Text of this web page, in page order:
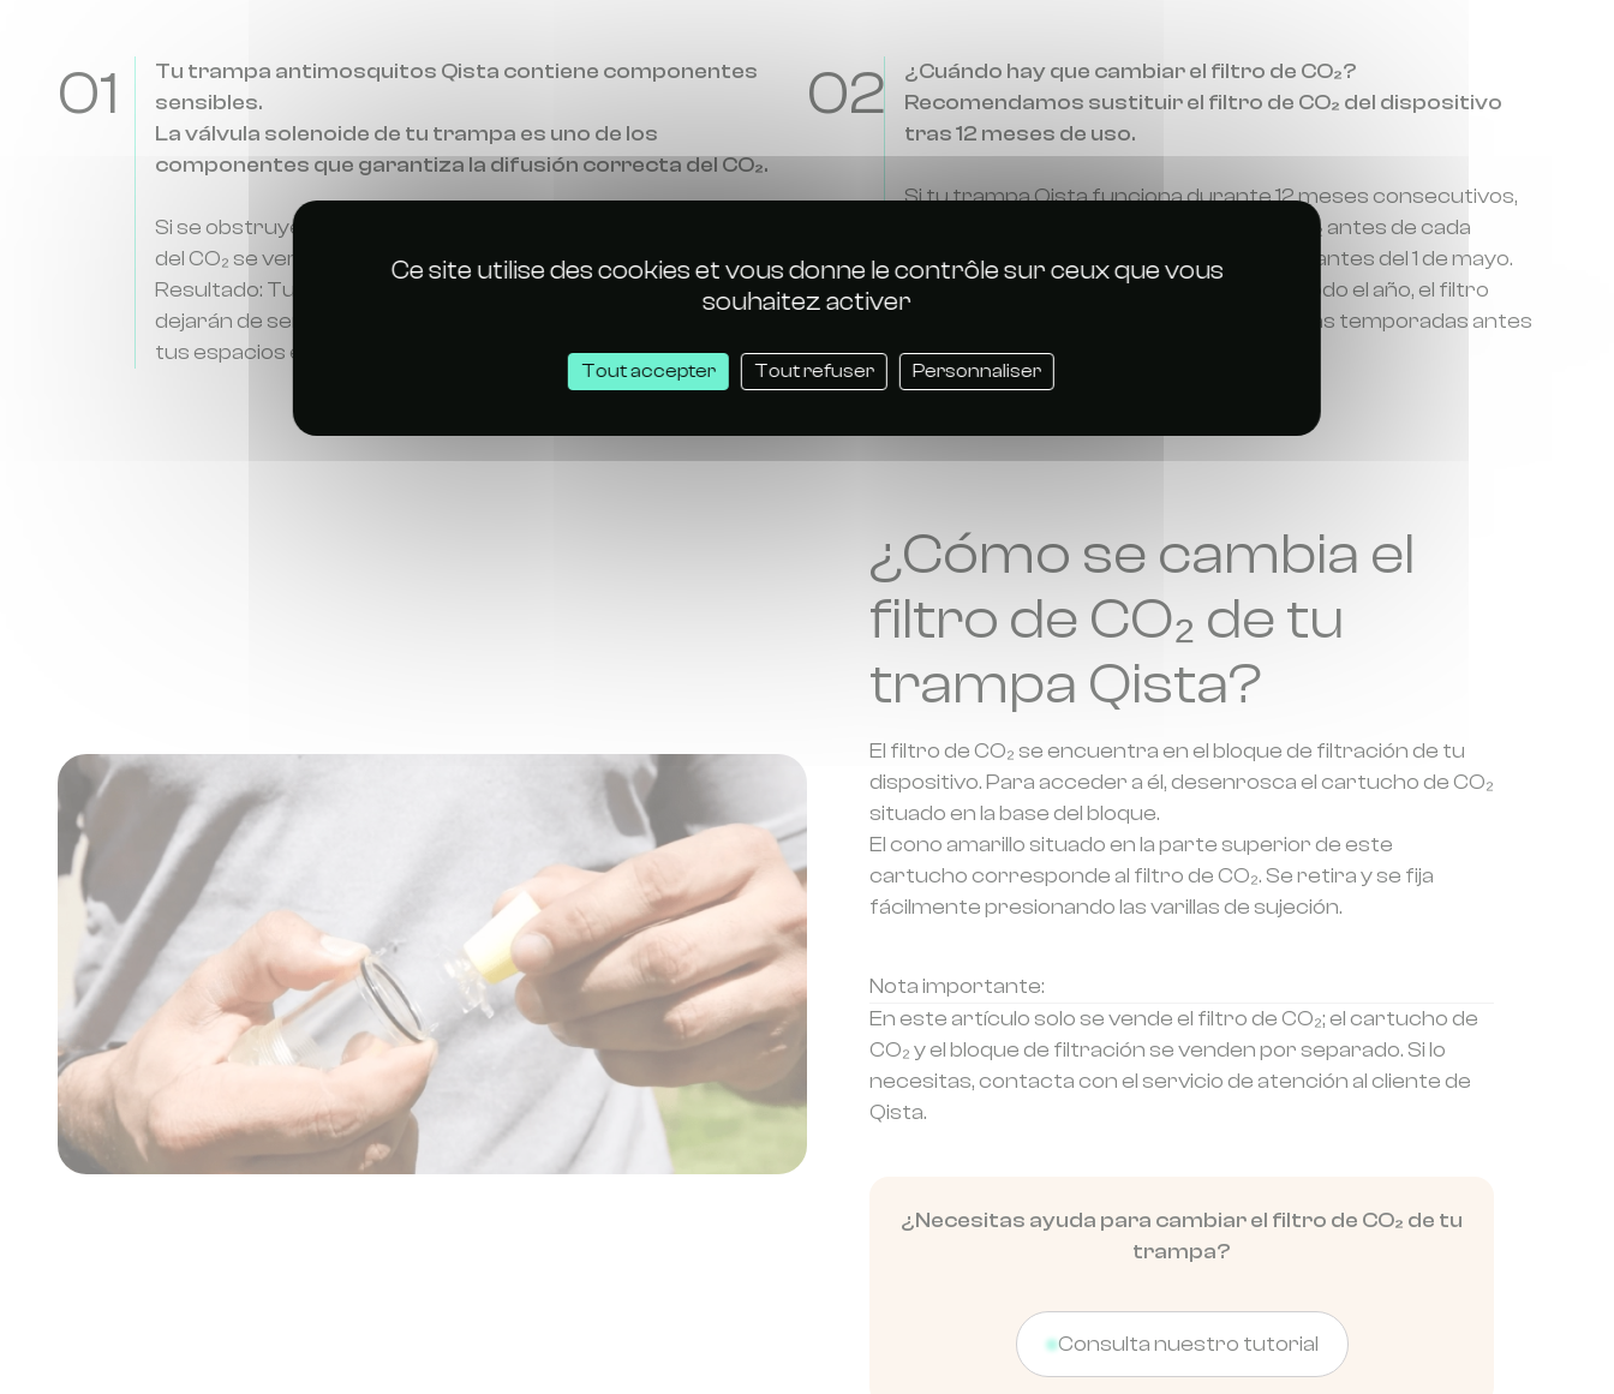
Ce site utilise des cookies et vous donne le contrôle sur ceux que vous
souhaitez activer
Tout accepter Tout refuser Personnaliser
01
Tu trampa antimosquitos Qista contiene componentes
sensibles.
La válvula solenoide de tu trampa es uno de los
componentes que garantiza la difusión correcta del CO₂.
Si se obstruye, por ejemplo, debido a un filtro sucio, la difusión
del CO₂ se verá afectada
Resultado: Tu dispositivo perderá eficacia, los mosquitos
dejarán de sentirse atraídos por la trampa y volverán a invadir
tus espacios exteriores en tan solo unos días.
02
¿Cuándo hay que cambiar el filtro de CO₂?
Recomendamos sustituir el filtro de CO₂ del dispositivo
tras 12 meses de uso.
Si tu trampa Qista funciona durante 12 meses consecutivos,
es recomendable cambiar el filtro de CO₂ antes de cada
temporada de verano, preferiblemente antes del 1 de mayo.
Cuando la trampa no se utiliza durante todo el año, el filtro
puede seguir siendo eficaz durante varias temporadas antes
de tener que sustituirlo.
¿Cómo se cambia el
filtro de CO₂ de tu
trampa Qista?
El filtro de CO₂ se encuentra en el bloque de filtración de tu
dispositivo. Para acceder a él, desenrosca el cartucho de CO₂
situado en la base del bloque.
El cono amarillo situado en la parte superior de este
cartucho corresponde al filtro de CO₂. Se retira y se fija
fácilmente presionando las varillas de sujeción.
Nota importante:
En este artículo solo se vende el filtro de CO₂; el cartucho de
CO₂ y el bloque de filtración se venden por separado. Si lo
necesitas, contacta con el servicio de atención al cliente de
Qista.
¿Necesitas ayuda para cambiar el filtro de CO₂ de tu
trampa?
Consulta nuestro tutorial